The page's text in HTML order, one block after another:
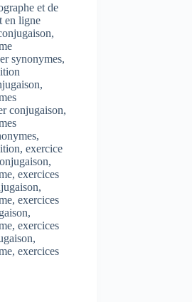
et de
en ligne
synonymes,
conjugaison,
exercice
exercices
exercices
exercices
exercices